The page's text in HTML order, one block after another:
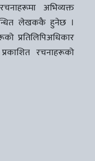
अभिव्यक्त
लेखककै हुनेछ ।
प्रतिलिपिअधिकार
रचनाहरूको